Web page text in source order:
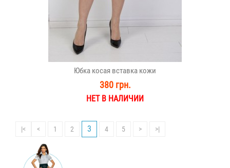
Юбка косая вставка кожи
380 грн.
НЕТ В НАЛИЧИИ
|< < 1 2 3 4 5 > >|